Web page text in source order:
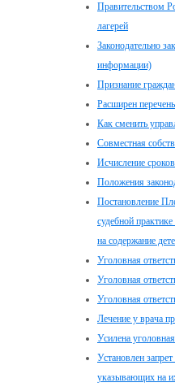
Правительством
лагерей
Законодательно
информации)
Признание
Расширен
Как сменить
Совместная
Исчисление
Положения
Постановление
судебной
на содержание
Уголовная
Уголовная
Уголовная
Лечение у врача
Усилена
Установлен
указывающих на